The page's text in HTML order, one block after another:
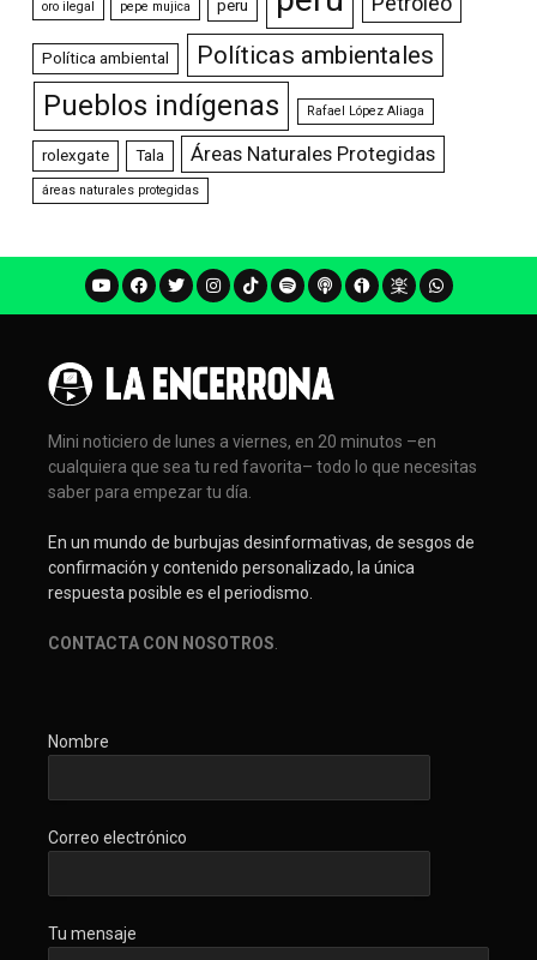
oro ilegal pepe mujica peru
Política ambiental Políticas ambientales
Pueblos indígenas Rafael López Aliaga
rolexgate Tala Áreas Naturales Protegidas
áreas naturales protegidas
Mini noticiero de lunes a viernes, en 20 minutos –en
cualquiera que sea tu red favorita– todo lo que necesitas
saber para empezar tu día.
En un mundo de burbujas desinformativas, de sesgos de
confirmación y contenido personalizado, la única
respuesta posible es el periodismo.
CONTACTA CON NOSOTROS.
Nombre
Correo electrónico
Tu mensaje